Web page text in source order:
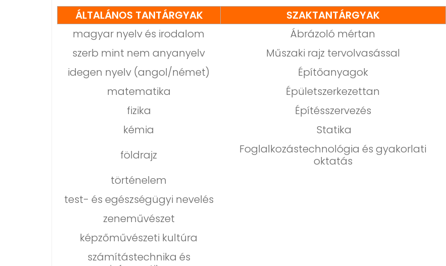
ÁLTALÁNOS TANTÁRGYAK
SZAKTANTÁRGYAK
magyar nyelv és irodalom
Ábrázoló mértan
szerb mint nem anyanyelv
Műszaki rajz tervolvasással
idegen nyelv (angol/német)
Építőanyagok
matematika
Épületszerkezettan
fizika
Építésszervezés
kémia
Statika
földrajz
Foglalkozástechnológia és gyakorlati
oktatás
történelem
test- és egészségügyi nevelés
zeneművészet
képzőművészeti kultúra
számítástechnika és